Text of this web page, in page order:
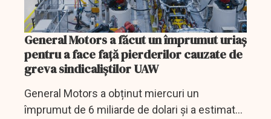
General Motors a făcut un împrumut uriaș
pentru a face față pierderilor cauzate de
greva sindicaliștilor UAW
General Motors a obținut miercuri un
împrumut de 6 miliarde de dolari și a estimat